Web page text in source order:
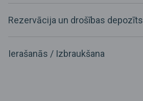
Rezervācija un drošības depozīts
Ierašanās / Izbraukšana